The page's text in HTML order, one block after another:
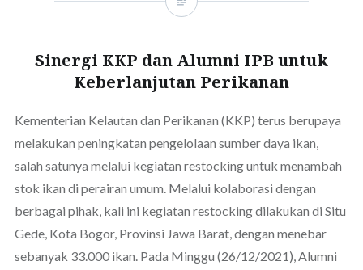
Sinergi KKP dan Alumni IPB untuk
Keberlanjutan Perikanan
Kementerian Kelautan dan Perikanan (KKP) terus berupaya
melakukan peningkatan pengelolaan sumber daya ikan,
salah satunya melalui kegiatan restocking untuk menambah
stok ikan di perairan umum. Melalui kolaborasi dengan
berbagai pihak, kali ini kegiatan restocking dilakukan di Situ
Gede, Kota Bogor, Provinsi Jawa Barat, dengan menebar
sebanyak 33.000 ikan. Pada Minggu (26/12/2021), Alumni